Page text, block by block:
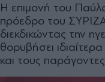
Η επιμονή του
πρόεδρο του
διεκδικώντας την
θορυβήσει
και τους